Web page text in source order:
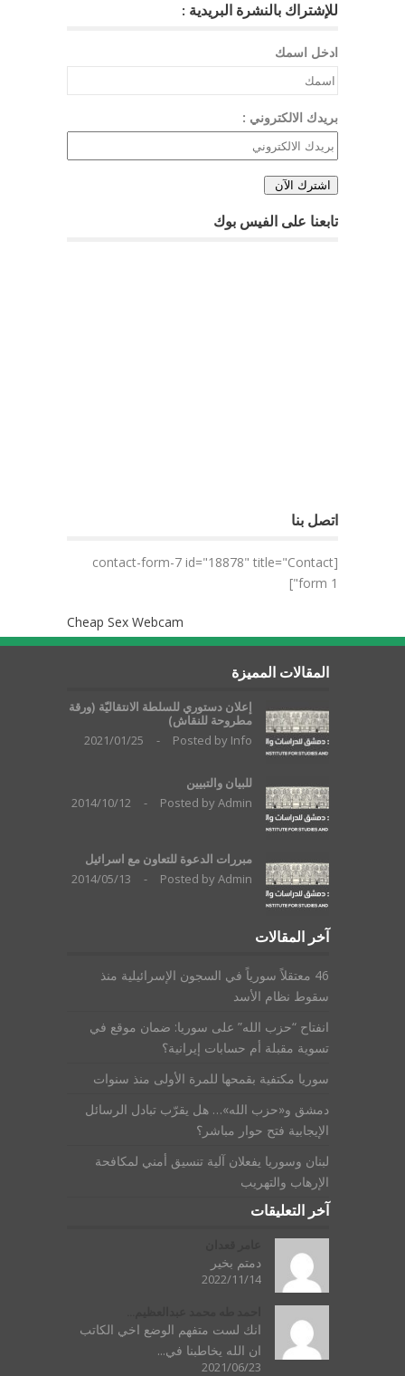
للإشتراك بالنشرة البريدية :
ادخل اسمك
بريدك الالكتروني :
تابعنا على الفيس بوك
اتصل بنا
[contact-form-7 id="18878" title="Contact
form 1"]
Cheap Sex Webcam
المقالات المميزة
إعلان دستوري للسلطة الانتقاليّة (ورقة
مطروحة للنقاش)
Posted by Info
-
2021/01/25
للبيان والتبيين
Posted byAdmin
-
2014/10/12
مبررات الدعوة للتعاون مع اسرائيل
Posted byAdmin
-
2014/05/13
آخر المقالات
46 معتقلاً سورياً في السجون الإسرائيلية منذ
سقوط نظام الأسد
انفتاح “حزب الله” على سوريا: ضمان موقع في
تسوية مقبلة أم حسابات إيرانية؟
سوريا مكتفية بقمحها للمرة الأولى منذ سنوات
دمشق و«حزب الله»… هل يقرّب تبادل الرسائل
الإيجابية فتح حوار مباشر؟
لبنان وسوريا يفعلان آلية تنسيق أمني لمكافحة
الإرهاب والتهريب
آخر التعليقات
دمتم بخير
2022/11/14
انك لست متفهم الوضع اخي الكاتب
ان الله يخاطبنا في...
2021/06/23